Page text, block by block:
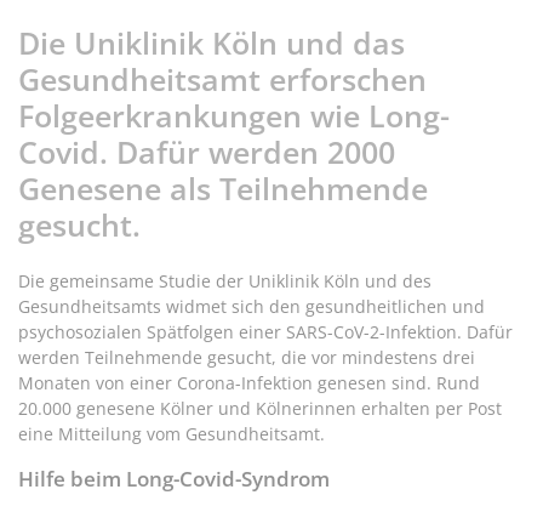
Die Uniklinik Köln und das
Gesundheitsamt erforschen
Folgeerkrankungen wie Long-
Covid. Dafür werden 2000
Genesene als Teilnehmende
gesucht.
Die gemeinsame Studie der Uniklinik Köln und des
Gesundheitsamts widmet sich den gesundheitlichen und
psychosozialen Spätfolgen einer SARS-CoV-2-Infektion. Dafür
werden Teilnehmende gesucht, die vor mindestens drei
Monaten von einer Corona-Infektion genesen sind. Rund
20.000 genesene Kölner und Kölnerinnen erhalten per Post
eine Mitteilung vom Gesundheitsamt.
Hilfe beim Long-Covid-Syndrom